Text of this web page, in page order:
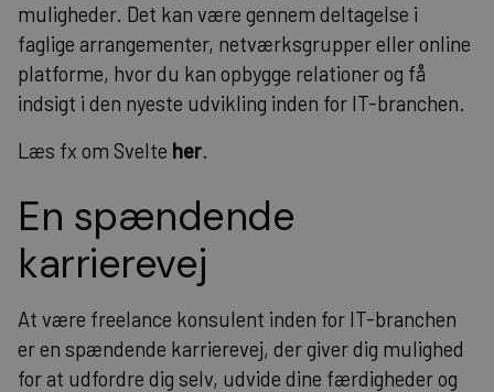
muligheder. Det kan være gennem deltagelse i
faglige arrangementer, netværksgrupper eller online
platforme, hvor du kan opbygge relationer og få
indsigt i den nyeste udvikling inden for IT-branchen.
Læs fx om Svelte her.
En spændende
karrierevej
At være freelance konsulent inden for IT-branchen
er en spændende karrierevej, der giver dig mulighed
for at udfordre dig selv, udvide dine færdigheder og